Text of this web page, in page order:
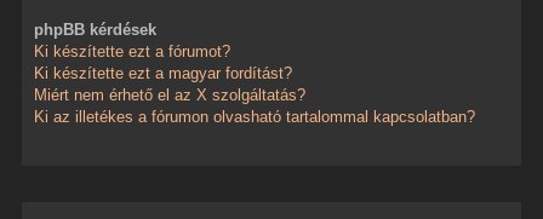
phpBB kérdések
Ki készítette ezt a fórumot?
Ki készítette ezt a magyar fordítást?
Miért nem érhető el az X szolgáltatás?
Ki az illetékes a fórumon olvasható tartalommal kapcsolatban?